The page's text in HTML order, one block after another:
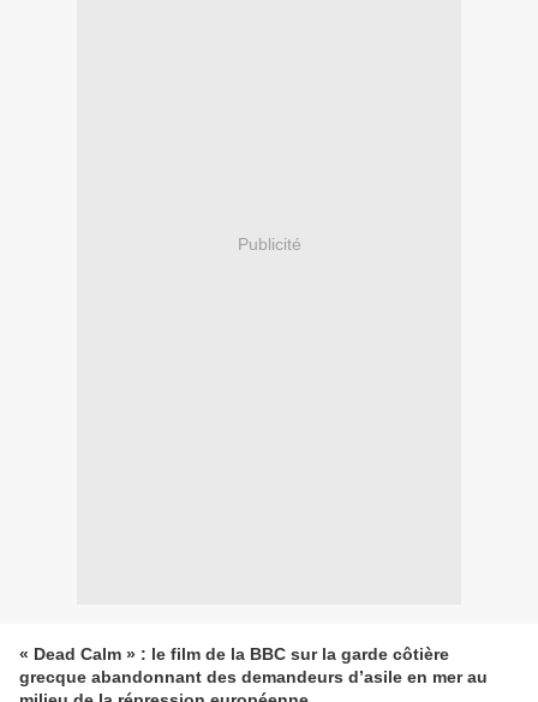
Publicité
« Dead Calm » : le film de la BBC sur la garde côtière
grecque abandonnant des demandeurs d’asile en mer au